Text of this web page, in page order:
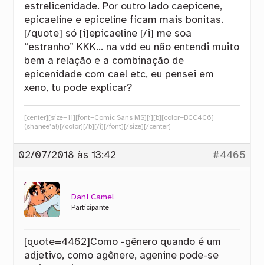
estrelicenidade. Por outro lado caepicene,
epicaeline e epiceline ficam mais bonitas.
[/quote] só [i]epicaeline [/i] me soa
“estranho” KKK… na vdd eu não entendi muito
bem a relação e a combinação de
epicenidade com cael etc, eu pensei em
xeno, tu pode explicar?
[center][size=11][font=Comic Sans MS][i][b][color=BCC4C6]
(shanee’a!)[/color][/b][/i][/font][/size][/center]
02/07/2018 às 13:42 #4465
Dani Camel
Participante
[quote=4462]Como -gênero quando é um
adjetivo, como agênere, agenine pode-se